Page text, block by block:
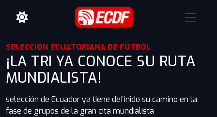
SELECCIÓN ECUATORIANA DE FÚTBOL
¡LA TRI YA CONOCE SU RUTA
MUNDIALISTA!
selección de Ecuador ya tiene definido su camino en la
fase de grupos de la gran cita mundialista